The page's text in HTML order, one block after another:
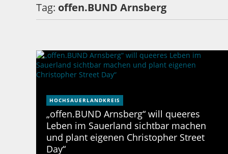
Tag: offen.BUND Arnsberg
HOCHSAUERLANDKREIS
„offen.BUND Arnsberg“ will queeres
Leben im Sauerland sichtbar machen
und plant eigenen Christopher Street
Day“